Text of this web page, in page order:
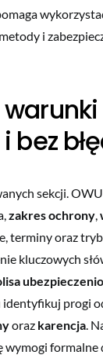
i
bez
sekcji.
zakres ochrony,
terminy oraz
kluczowych
identyfikuj progi
oraz karencja.
formalne